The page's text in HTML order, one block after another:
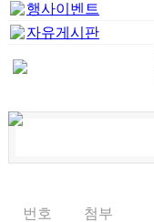
행사이벤트
자유게시판
번호 첨부